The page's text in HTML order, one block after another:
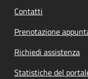
Contatti
Prenotazione
Richiedi assistenza
Statistiche del